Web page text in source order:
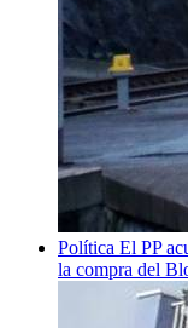
Política El PP
la compra del